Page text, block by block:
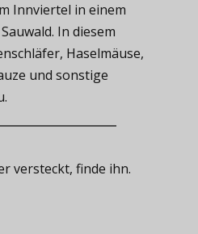
Innviertel in einem
In diesem
Haselmäuse,
und sonstige
versteckt, finde ihn.